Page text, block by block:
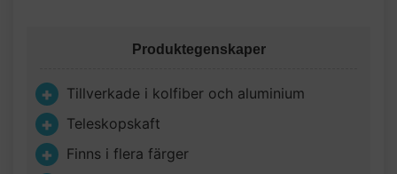
Produktegenskaper
Tillverkade i kolfiber och aluminium
Teleskopskaft
Finns i flera färger